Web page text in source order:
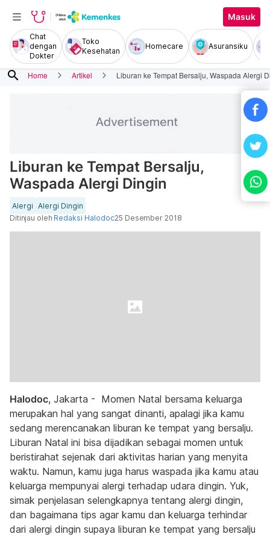
Masuk
Chat
dengan
Dokter
Toko
Kesehatan
Homecare Asuransiku
search Home Artikel Liburan ke Tempat Bersalju, Waspada Alergi
Liburan ke Tempat Bersalju,
Waspada Alergi Dingin
Alergi Alergi Dingin
Ditinjau oleh Redaksi Halodoc25 Desember 2018
Halodoc, Jakarta - Momen Natal bersama keluarga
merupakan hal yang sangat dinanti, apalagi jika kamu
sedang merencanakan liburan ke tempat yang bersalju.
Liburan Natal ini bisa dijadikan sebagai momen untuk
beristirahat sejenak dari aktivitas harian yang menyita
waktu. Namun, kamu juga harus waspada jika kamu atau
keluarga mempunyai alergi terhadap udara dingin. Yuk,
simak penjelasan selengkapnya tentang alergi dingin,
dan bagaimana tips agar kamu dan keluarga terhindar
dari alergi dingin supaya liburan ke tempat yang bersalju